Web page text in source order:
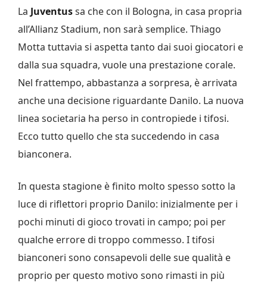
La Juventussa che con il Bologna, in casa propria
all’Allianz Stadium, non sarà semplice. Thiago
Motta tuttavia si aspetta tanto dai suoi giocatori e
dalla sua squadra, vuole una prestazione corale.
Nel frattempo, abbastanza a sorpresa, è arrivata
anche una decisione riguardante Danilo. La nuova
linea societaria ha perso in contropiede i tifosi.
Ecco tutto quello che sta succedendo in casa
bianconera.
In questa stagione è finito molto spesso sotto la
luce di riflettori proprio Danilo: inizialmente per i
pochi minuti di gioco trovati in campo; poi per
qualche errore di troppo commesso. I tifosi
bianconeri sono consapevoli delle sue qualità e
proprio per questo motivo sono rimasti in più